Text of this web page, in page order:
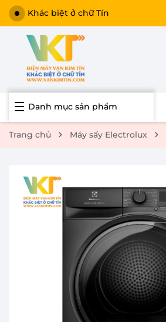
Khác biệt ở chữ Tín
Danh mục sản phẩm
Trang chủ Máy sấy Electrolux